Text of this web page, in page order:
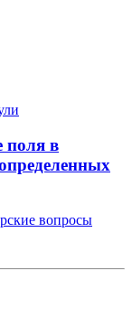
поля в
вопросы